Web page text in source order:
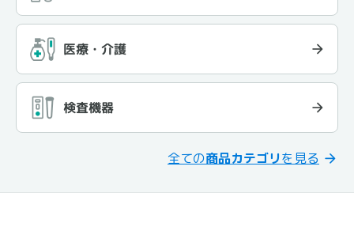
医療・介護
検査機器
全ての商品カテゴリを見る